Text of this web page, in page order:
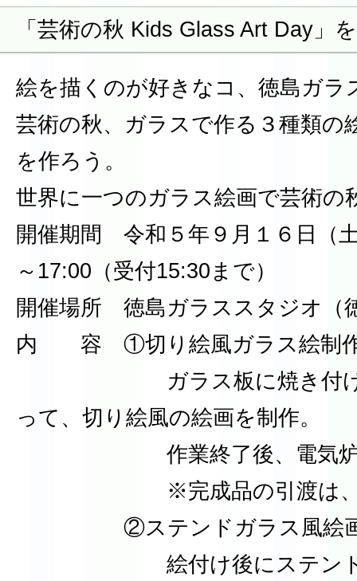
「芸術の秋 Kids Glass Art Day」
絵を描くのが好きなコ、徳島ガラ
芸術の秋、ガラスで作る３種類の
を作ろう。
世界に一つのガラス絵画で芸術の
開催期間 令和５年９月１６日（
～17:00（受付15:30まで）
開催場所 徳島ガラススタジオ（
内 容 ①切り絵風ガラス絵制
ガラス板に焼き付けて
って、切り絵風の絵画を制作。
作業終了後、電気炉で
※完成品の引渡は、約
②ステンドガラス風絵画
絵付け後にステンドグ